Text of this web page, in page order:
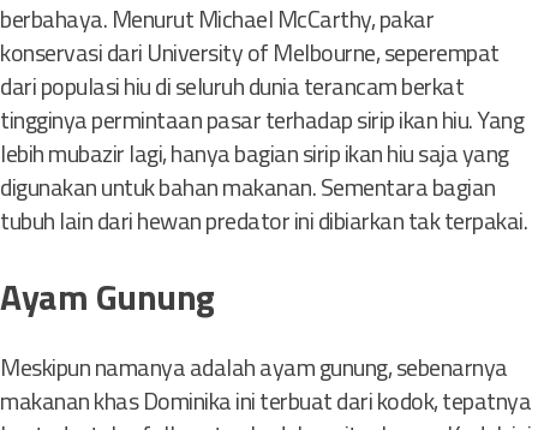
berbahaya. Menurut Michael McCarthy, pakar
konservasi dari University of Melbourne, seperempat
dari populasi hiu di seluruh dunia terancam berkat
tingginya permintaan pasar terhadap sirip ikan hiu. Yang
lebih mubazir lagi, hanya bagian sirip ikan hiu saja yang
digunakan untuk bahan makanan. Sementara bagian
tubuh lain dari hewan predator ini dibiarkan tak terpakai.
Ayam Gunung
Meskipun namanya adalah ayam gunung, sebenarnya
makanan khas Dominika ini terbuat dari kodok, tepatnya